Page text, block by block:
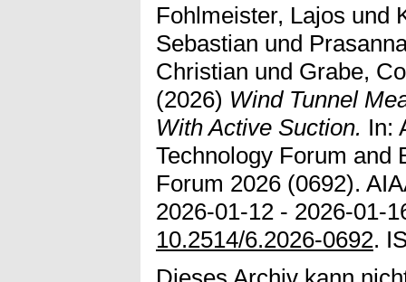
Fohlmeister, Lajos und
Sebastian und
Christian und Grabe,
(2026) Wind Tunnel
With Active Suction. In:
Technology Forum and
Forum 2026 (0692).
2026-01-12 - 2026-01-
10.2514/6.2026-0692.